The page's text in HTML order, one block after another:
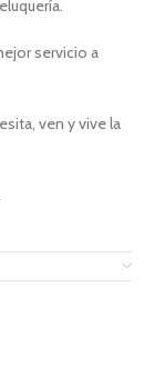
servicio a
ven y vive la